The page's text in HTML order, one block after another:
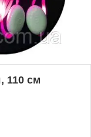
110 см